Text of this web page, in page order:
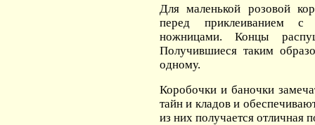
Для маленькой розовой
перед приклеиванием с
ножницами. Концы
Получившиеся таким
одному.
Коробочки и баночки
тайн и кладов и
из них получается отличная